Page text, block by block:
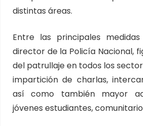
distintas áreas.
Entre las principales
director de la Policía Nacional,
del patrullaje en todos los
impartición de charlas,
así como también mayor
jóvenes estudiantes,